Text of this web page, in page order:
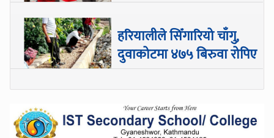
हरियालीले सिँगारियो चाँगु,
दुवाकोटमा ४७५ बिरुवा रोपिए